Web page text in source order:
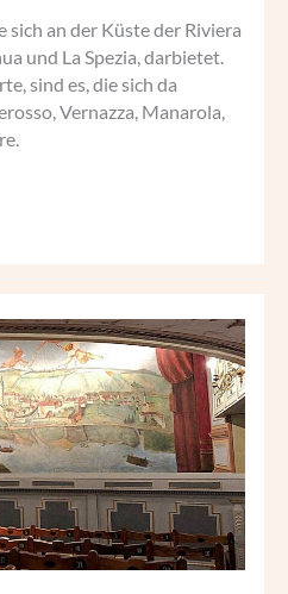
sich an der Küste der Riviera
und La Spezia, darbietet.
sind es, die sich da
Vernazza, Manarola,